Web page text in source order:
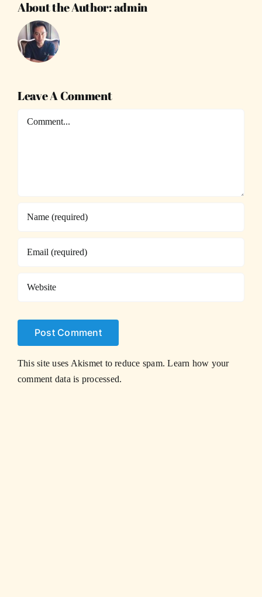
About the Author:admin
Leave A Comment
Comment
This site uses Akismet to reduce spam.Learn how your
comment data is processed.